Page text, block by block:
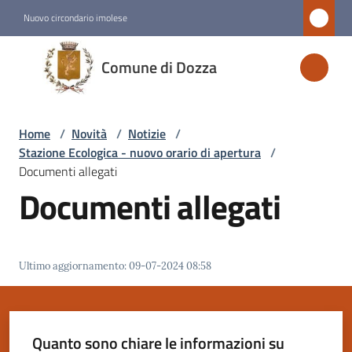
Nuovo circondario imolese
Comune di Dozza
Comune
di
Dozza
Amministrazione
Novità
Servizi
Vivere
Dozza
Home / Novità / Notizie /
Stazione Ecologica - nuovo orario di apertura /
Documenti allegati
Documenti allegati
Ultimo aggiornamento:09-07-2024 08:58
Quanto sono chiare le informazioni su